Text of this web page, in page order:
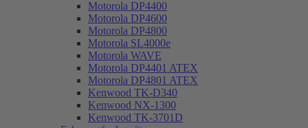
Motorola DP4400
Motorola DP4600
Motorola DP4800
Motorola SL4000e
Motorola WAVE
Motorola DP4401 ATEX
Motorola DP4801 ATEX
Kenwood TK-D340
Kenwood NX-1300
Kenwood TK-3701D